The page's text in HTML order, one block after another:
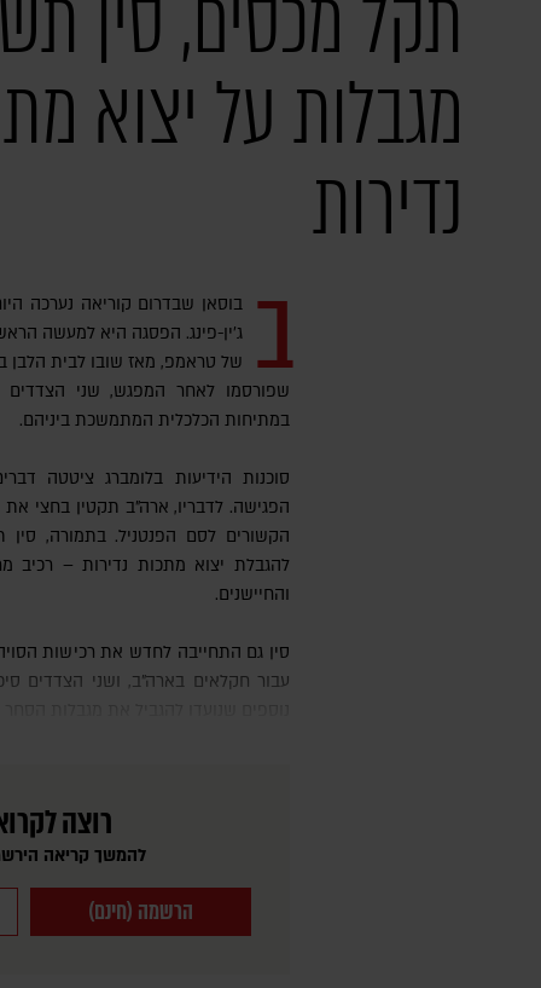
תקל מכסים, סין
מגבלות על יצוא
נדירות
ב
בוסאן שבדרום קוריאה נערכה
ג'ין-פינג. הפסגה היא למעשה
של טראמפ, מאז שובו לבית הלבן
שפורסמו לאחר המפגש, שני הצדדים
במתיחות הכלכלית המתמשכת ביניהם.
סוכנות הידיעות בלומברג ציטטה
הפגישה. לדבריו, ארה"ב תקטין בחצי את
הקשורים לסם הפנטניל. בתמורה,
להגבלת יצוא מתכות נדירות – רכיב
והחיישנים.
סין גם התחייבה לחדש את רכישות הסויה מארה"ב, מהלך הנחשב משמעותי
עבור חקלאים בארה"ב, ושני הצדדים
רוצה
להמשך קריאה
הרשמה (חינם)